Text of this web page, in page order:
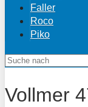
Faller
Roco
Piko
Vollmer